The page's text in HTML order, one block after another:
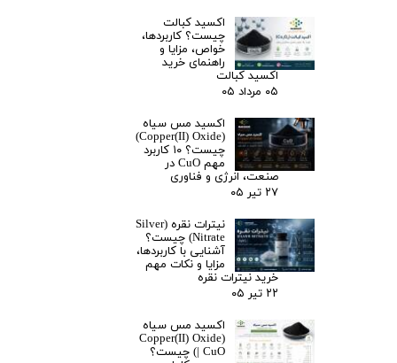
اکسید کبالت
چیست؟ کاربردها،
خواص، مزایا و
راهنمای خرید
اکسید کبالت
۰۵ مرداد ۰۵
اکسید مس سیاه
(Copper(II) Oxide)
چیست؟ ۱۰ کاربرد
مهم CuO در
صنعت، انرژی و فناوری
۲۷ تیر ۰۵
نیترات نقره (Silver
Nitrate) چیست؟
آشنایی با کاربردها،
مزایا و نکات مهم
خرید نیترات نقره
۲۲ تیر ۰۵
اکسید مس سیاه
(Copper(II) Oxide
| CuO) چیست؟